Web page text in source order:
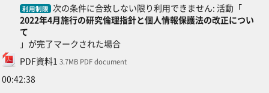
利用制限 次の条件に合致しない限り利用できません: 活動「
2022年4月施行の研究倫理指針と個人情報保護法の改正につい
て
」が完了マークされた場合
PDF資料1
ファイル3.7MB PDF document
00:42:38